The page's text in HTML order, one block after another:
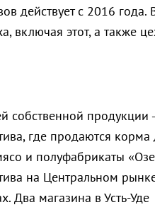
действует с 2016 года.
включая этот, а также
собственной продукции
где продаются корма
и полуфабрикаты
на Центральном
Два магазина в Усть-Уде